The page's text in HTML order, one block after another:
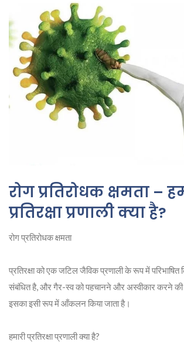
रोग प्रतिरोधक क्षमता –
प्रतिरक्षा प्रणाली क्या है?
रोग प्रतिरोधक क्षमता
प्रतिरक्षा को एक जटिल जैविक प्रणाली के रूप में परिभाषित
संबंधित है, और गैर-स्व को पहचानने और अस्वीकार करने की
इसका इसी रूप में आँकलन किया जाता है।
हमारी प्रतिरक्षा प्रणाली क्या है?